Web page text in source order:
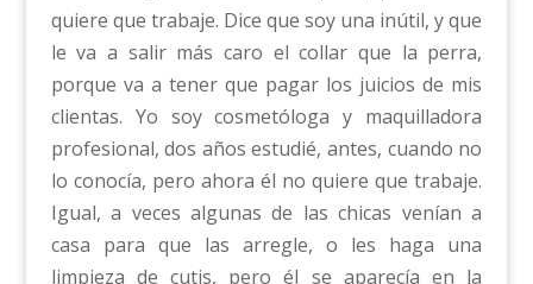
quiere que trabaje. Dice que soy una inútil, y que
le va a salir más caro el collar que la perra,
porque va a tener que pagar los juicios de mis
clientas. Yo soy cosmetóloga y maquilladora
profesional, dos años estudié, antes, cuando no
lo conocía, pero ahora él no quiere que trabaje.
Igual, a veces algunas de las chicas venían a
casa para que las arregle, o les haga una
limpieza de cutis, pero él se aparecía en la